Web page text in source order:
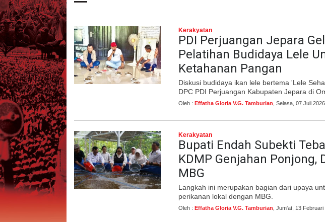
Kerakyatan
PDI Perjuangan Jepara
Pelatihan Budidaya Lele
Ketahanan Pangan
Diskusi budidaya ikan lele bertema 'Lele
DPC PDI Perjuangan Kabupaten Jepara di
Oleh : Effatha Gloria V.G. Tamburian , Selasa, 07 Juli
Kerakyatan
Bupati Endah Subekti
KDMP Genjahan Ponjong,
MBG
Langkah ini merupakan bagian dari upaya
perikanan lokal dengan MBG.
Oleh : Effatha Gloria V.G. Tamburian , Jum'at, 13